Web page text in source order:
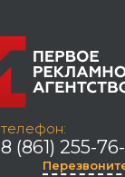
телефон:
8 (861) 255-